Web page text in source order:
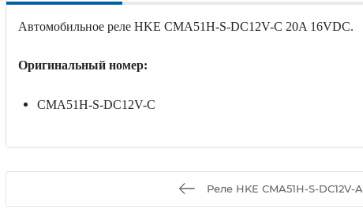
Автомобильное реле HKE CMA51H-S-DC12V-C 20A 16VDC.
Оригинальный номер:
CMA51H-S-DC12V-C
Реле HKE CMA51H-S-DC12V-A